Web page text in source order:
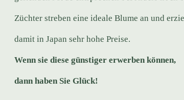
Züchter streben eine ideale Blume an und
damit in Japan sehr hohe Preise.
Wenn sie diese günstiger erwerben können,
dann haben Sie Glück!